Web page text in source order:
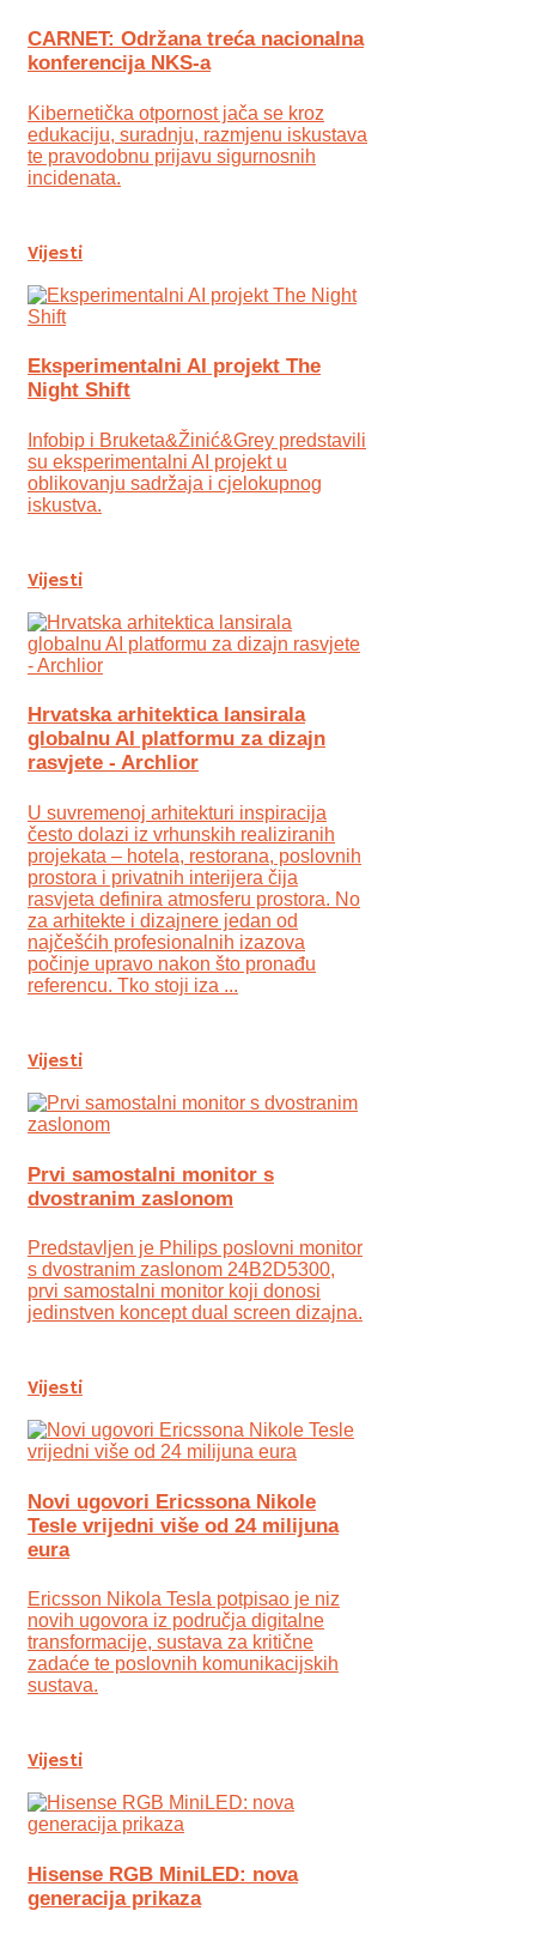
CARNET: Održana treća nacionalna
konferencija NKS-a
Kibernetička otpornost jača se kroz
edukaciju, suradnju, razmjenu iskustava
te pravodobnu prijavu sigurnosnih
incidenata.
Vijesti
Eksperimentalni AI projekt The
Night Shift
Infobip i Bruketa&Žinić&Grey predstavili
su eksperimentalni AI projekt u
oblikovanju sadržaja i cjelokupnog
iskustva.
Vijesti
Hrvatska arhitektica lansirala
globalnu AI platformu za dizajn
rasvjete - Archlior
U suvremenoj arhitekturi inspiracija
često dolazi iz vrhunskih realiziranih
projekata – hotela, restorana, poslovnih
prostora i privatnih interijera čija
rasvjeta definira atmosferu prostora. No
za arhitekte i dizajnere jedan od
najčešćih profesionalnih izazova
počinje upravo nakon što pronađu
referencu. Tko stoji iza ...
Vijesti
Prvi samostalni monitor s
dvostranim zaslonom
Predstavljen je Philips poslovni monitor
s dvostranim zaslonom 24B2D5300,
prvi samostalni monitor koji donosi
jedinstven koncept dual screen dizajna.
Vijesti
Novi ugovori Ericssona Nikole
Tesle vrijedni više od 24 milijuna
eura
Ericsson Nikola Tesla potpisao je niz
novih ugovora iz područja digitalne
transformacije, sustava za kritične
zadaće te poslovnih komunikacijskih
sustava.
Vijesti
Hisense RGB MiniLED: nova
generacija prikaza